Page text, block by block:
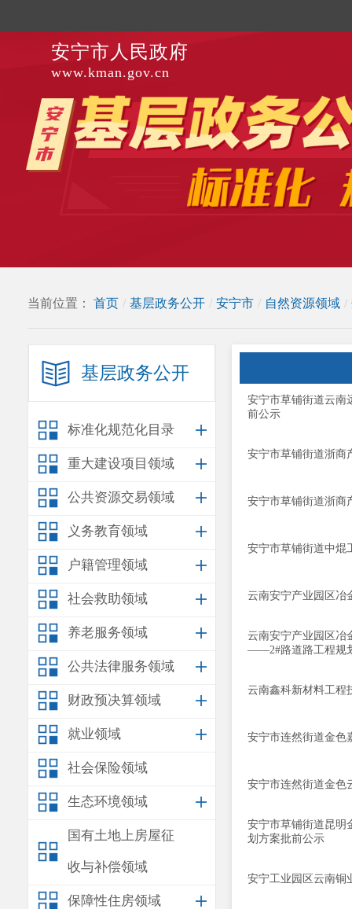
安宁市人民政府
www.kman.gov.cn
当前位置： 首页 / 基层政务公开 / 安宁市 / 自然资源领域 /
基层政务公开
标准化规范化目录
重大建设项目领域
公共资源交易领域
义务教育领域
户籍管理领域
社会救助领域
养老服务领域
公共法律服务领域
财政预决算领域
就业领域
社会保险领域
生态环境领域
国有土地上房屋征
收与补偿领域
保障性住房领域
安宁市草铺街道云南
前公示
安宁市草铺街道浙商
安宁市草铺街道浙商
安宁市草铺街道中焜
云南安宁产业园区冶
云南安宁产业园区冶
——2#路道路工程规
云南鑫科新材料工程
安宁市连然街道金色
安宁市连然街道金色
安宁市草铺街道昆明
划方案批前公示
安宁工业园区云南铜